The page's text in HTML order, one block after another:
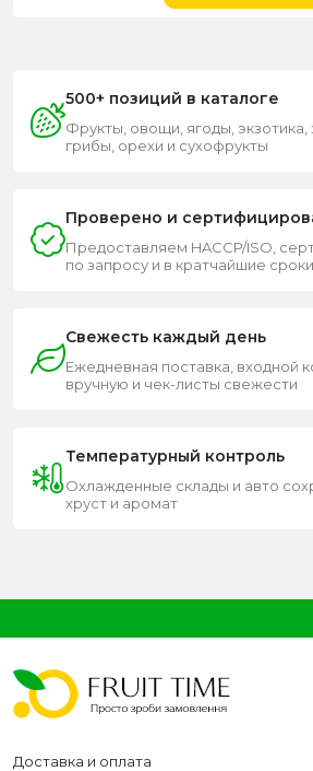
500+ позиций в каталоге
Фрукты, овощи, ягоды, экзотика,
грибы, орехи и сухофрукты
Проверено и
Предоставляем HACCP/ISO,
по запросу и в кратчайшие сроки
Свежесть каждый день
Ежедневная поставка, входной
вручную и чек-листы свежести
Температурный контроль
Охлажденные склады и авто
хруст и аромат
Доставка и оплата